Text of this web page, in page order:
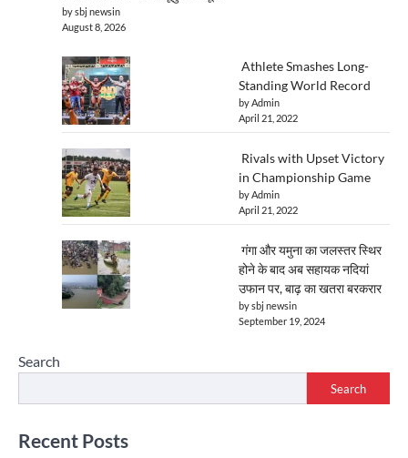
by sbj newsin
August 8, 2026
Athlete Smashes Long-
Standing World Record
by Admin
April 21, 2022
Rivals with Upset Victory
in Championship Game
by Admin
April 21, 2022
गंगा और यमुना का जलस्तर स्थिर
होने के बाद अब सहायक नदियां
उफान पर, बाढ़ का खतरा बरकरार
by sbj newsin
September 19, 2024
Search
Search
Recent Posts